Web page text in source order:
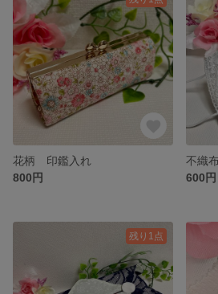
花柄 印鑑入れ
800円
600円
残り1点